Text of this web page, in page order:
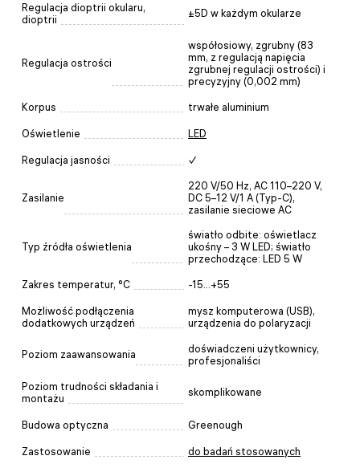
Regulacja dioptrii okularu,
dioptrii
±5D w każdym okularze
Regulacja ostrości
współosiowy, zgrubny (83
mm, z regulacją napięcia
zgrubnej regulacji ostrości) i
precyzyjny (0,002 mm)
Korpus trwałe aluminium
Oświetlenie LED
Regulacja jasności ✓
Zasilanie
220 V/50 Hz, AC 110–220 V,
DC 5–12 V/1 A (Typ-C),
zasilanie sieciowe AC
Typ źródła oświetlenia
światło odbite: oświetlacz
ukośny – 3 W LED; światło
przechodzące: LED 5 W
Zakres temperatur, °C -15...+55
Możliwość podłączenia
dodatkowych urządzeń
mysz komputerowa (USB),
urządzenia do polaryzacji
Poziom zaawansowania
doświadczeni użytkownicy,
profesjonaliści
Poziom trudności składania i
montażu
skomplikowane
Budowa optyczna Greenough
Zastosowanie do badań stosowanych